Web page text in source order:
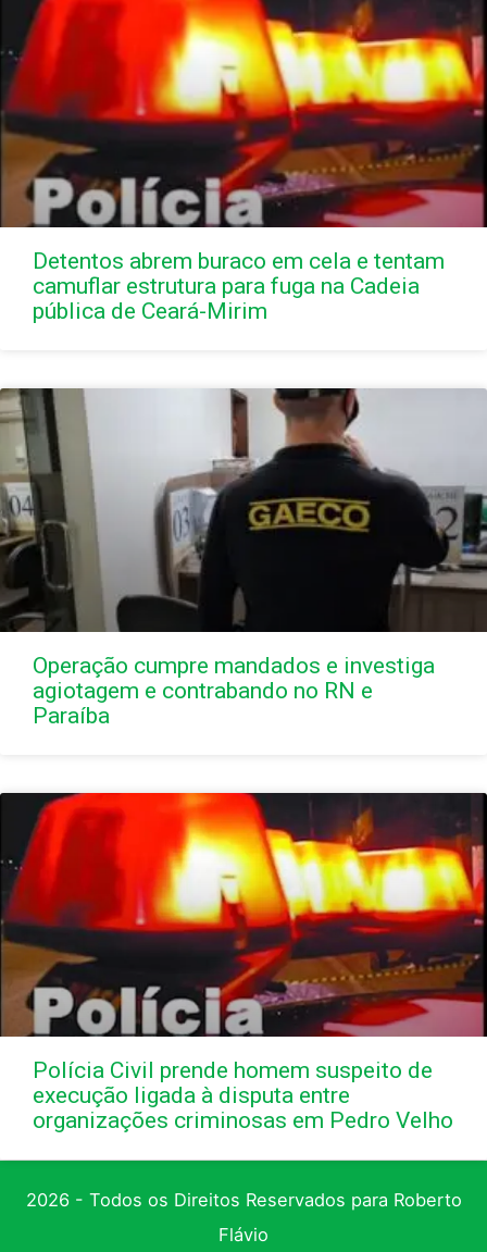
Detentos abrem buraco em cela e tentam
camuflar estrutura para fuga na Cadeia
pública de Ceará-Mirim
Operação cumpre mandados e investiga
agiotagem e contrabando no RN e
Paraíba
Polícia Civil prende homem suspeito de
execução ligada à disputa entre
organizações criminosas em Pedro Velho
2026 - Todos os Direitos Reservados para Roberto
Flávio